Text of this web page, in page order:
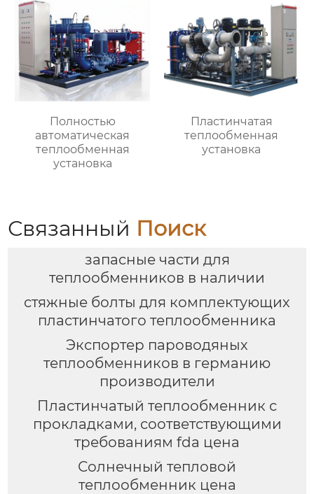
Полностью
автоматическая
теплообменная
установка
Пластинчатая
теплообменная
установка
Связанный Поиск
запасные части для
теплообменников в наличии
стяжные болты для комплектующих
пластинчатого теплообменника
Экспортер пароводяных
теплообменников в германию
производители
Пластинчатый теплообменник с
прокладками, соответствующими
требованиям fda цена
Солнечный тепловой
теплообменник цена